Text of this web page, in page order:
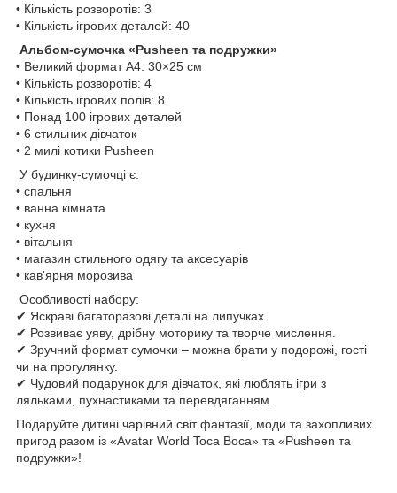
• Кількість розворотів: 3
• Кількість ігрових деталей: 40
Альбом-сумочка «Pusheen та подружки»
• Великий формат А4: 30×25 см
• Кількість розворотів: 4
• Кількість ігрових полів: 8
• Понад 100 ігрових деталей
• 6 стильних дівчаток
• 2 милі котики Pusheen
У будинку-сумочці є:
• спальня
• ванна кімната
• кухня
• вітальня
• магазин стильного одягу та аксесуарів
• кав'ярня морозива
Особливості набору:
✔ Яскраві багаторазові деталі на липучках.
✔ Розвиває уяву, дрібну моторику та творче мислення.
✔ Зручний формат сумочки – можна брати у подорожі, гості
чи на прогулянку.
✔ Чудовий подарунок для дівчаток, які люблять ігри з
ляльками, пухнастиками та перевдяганням.
Подаруйте дитині чарівний світ фантазії, моди та захопливих
пригод разом із «Avatar World Toca Boca» та «Pusheen та
подружки»!